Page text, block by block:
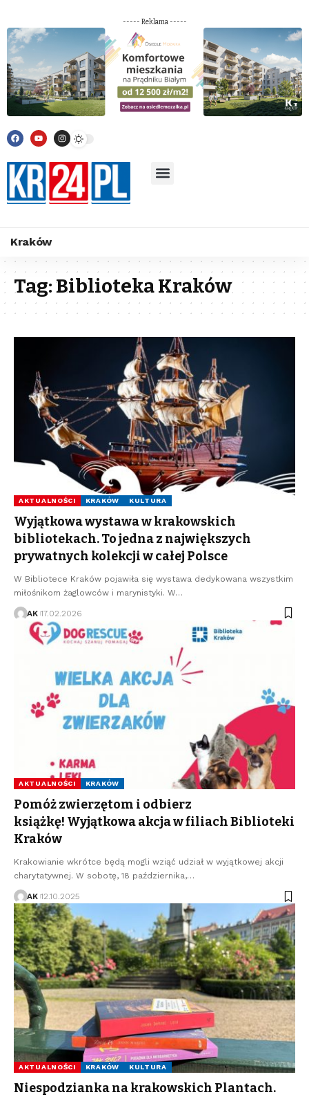
----- Reklama -----
Kraków
Tag:Biblioteka Kraków
AKTUALNOŚCI KRAKÓW KULTURA
Wyjątkowa wystawa w krakowskich
bibliotekach. To jedna z największych
prywatnych kolekcji w całej Polsce
W Bibliotece Kraków pojawiła się wystawa dedykowana wszystkim
miłośnikom żaglowców i marynistyki. W…
AK 17.02.2026
AKTUALNOŚCI KRAKÓW
Pomóż zwierzętom i odbierz
książkę! Wyjątkowa akcja w filiach Biblioteki
Kraków
Krakowianie wkrótce będą mogli wziąć udział w wyjątkowej akcji
charytatywnej. W sobotę, 18 października,…
AK 12.10.2025
AKTUALNOŚCI KRAKÓW KULTURA
Niespodzianka na krakowskich Plantach.